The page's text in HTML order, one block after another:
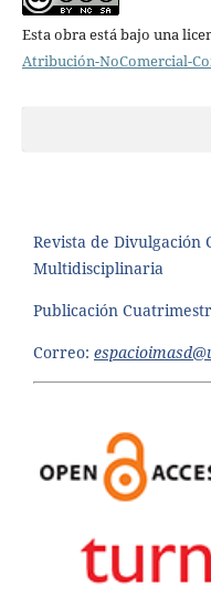
Esta obra está bajo una
Atribución-NoComercial-
Revista de Divulgación
Multidisciplinaria
Publicación
Correo: